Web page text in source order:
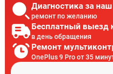
Диагностика за наш
ремонт по желанию
Бесплатный выезд
в день обращения
Ремонт
OnePlus 9 Pro от 35